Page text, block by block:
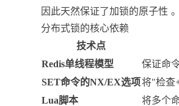
因此天然保证了加锁的原子性 。
分布式锁的核心依赖
技术点
Redis单线程模型
保证命
SET命令的NX/EX选项将"检查
Lua脚本
将多个